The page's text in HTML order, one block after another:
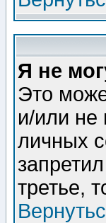
Я не
Это
и/или не
личных
третье,